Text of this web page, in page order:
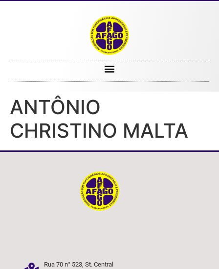
ANTÔNIO
CHRISTINO MALTA
Rua 70 n° 523, St. Central